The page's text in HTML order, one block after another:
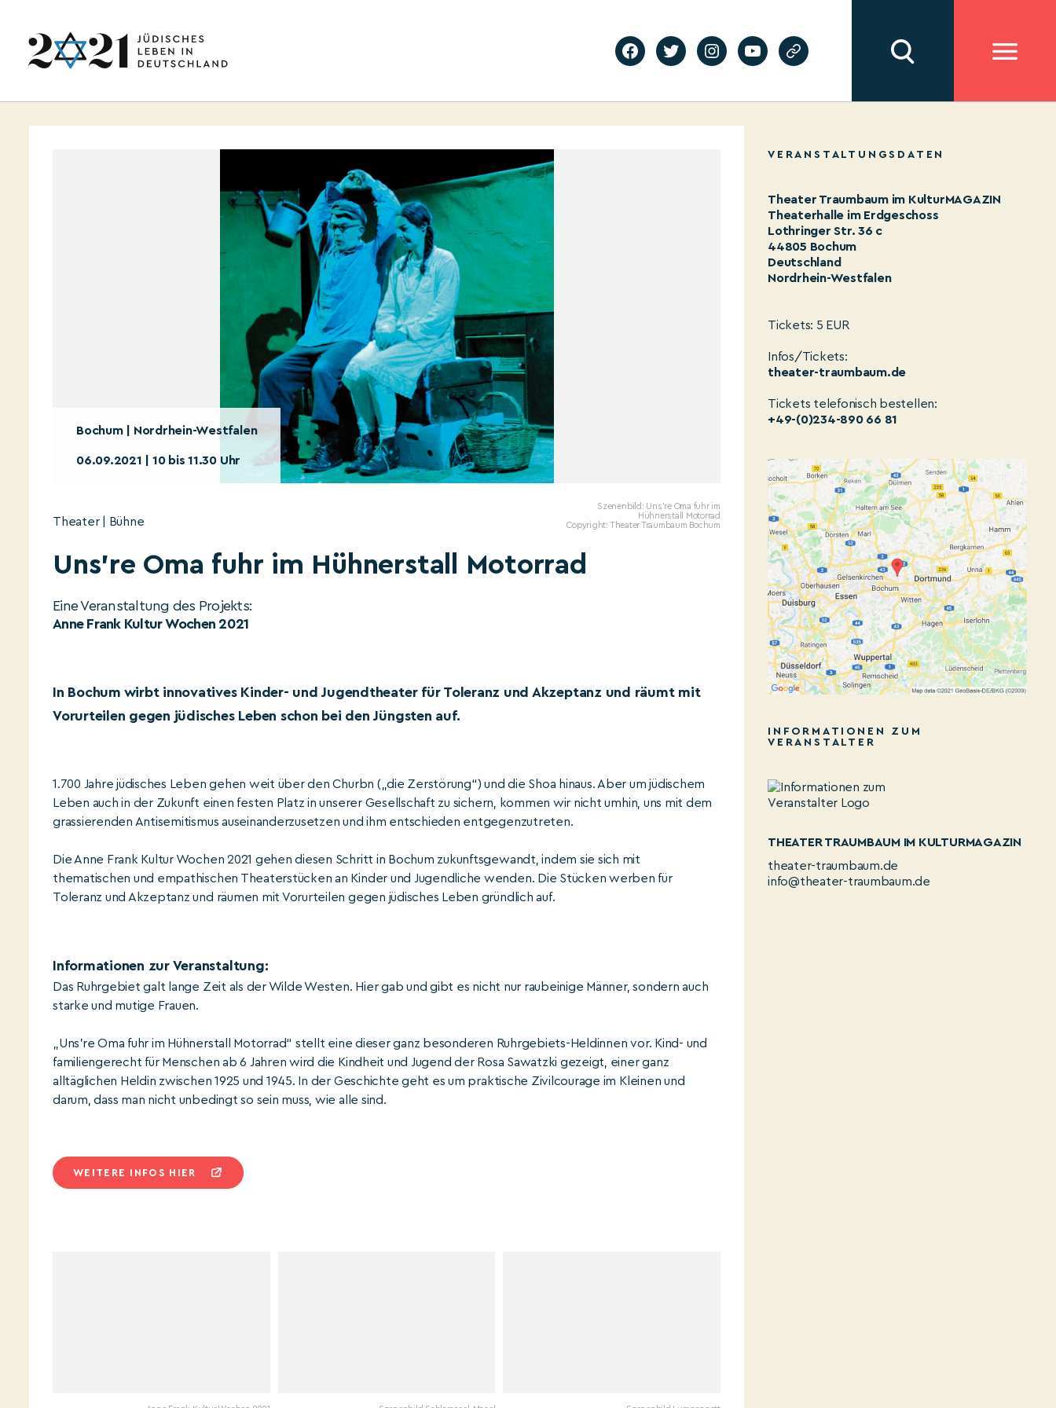
Bochum | Nordrhein-Westfalen
06.09.2021 | 10 bis 11.30 Uhr
Szenenbild: Uns're Oma fuhr im
Hühnerstall Motorrad
Copyright: Theater Traumbaum Bochum
Theater | Bühne
Uns’re Oma fuhr im Hühnerstall Motorrad
Eine Veranstaltung des Projekts:
Anne Frank Kultur Wochen 2021
In Bochum wirbt innovatives Kinder- und Jugendtheater für Toleranz und Akzeptanz und räumt mit
Vorurteilen gegen jüdisches Leben schon bei den Jüngsten auf.
1.700 Jahre jüdisches Leben gehen weit über den Churbn („die Zerstörung“) und die Shoa hinaus. Aber um jüdischem
Leben auch in der Zukunft einen festen Platz in unserer Gesellschaft zu sichern, kommen wir nicht umhin, uns mit dem
grassierenden Antisemitismus auseinanderzusetzen und ihm entschieden entgegenzutreten.
Die Anne Frank Kultur Wochen 2021 gehen diesen Schritt in Bochum zukunftsgewandt, indem sie sich mit
thematischen und empathischen Theaterstücken an Kinder und Jugendliche wenden. Die Stücken werben für
Toleranz und Akzeptanz und räumen mit Vorurteilen gegen jüdisches Leben gründlich auf.
Informationen zur Veranstaltung:
Das Ruhrgebiet galt lange Zeit als der Wilde Westen. Hier gab und gibt es nicht nur raubeinige Männer, sondern auch
starke und mutige Frauen.
„Uns're Oma fuhr im Hühnerstall Motorrad“ stellt eine dieser ganz besonderen Ruhrgebiets-Heldinnen vor. Kind- und
familiengerecht für Menschen ab 6 Jahren wird die Kindheit und Jugend der Rosa Sawatzki gezeigt, einer ganz
alltäglichen Heldin zwischen 1925 und 1945. In der Geschichte geht es um praktische Zivilcourage im Kleinen und
darum, dass man nicht unbedingt so sein muss, wie alle sind.
WEITERE INFOS HIER
VERANSTALTUNGSDATEN
Theater Traumbaum im KulturMAGAZIN
Theaterhalle im Erdgeschoss
Lothringer Str. 36 c
44805 Bochum
Deutschland
Nordrhein-Westfalen
Tickets: 5 EUR
Infos/Tickets:
theater-traumbaum.de
Tickets telefonisch bestellen:
+49-(0)234-890 66 81
INFORMATIONEN ZUM
VERANSTALTER
THEATER TRAUMBAUM IM KULTURMAGAZIN
theater-traumbaum.de
info@theater-traumbaum.de